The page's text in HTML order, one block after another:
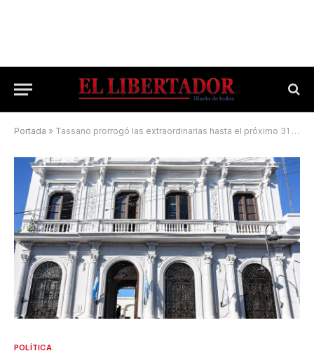
Portada » Tassano prorrogó las extraordinarias hasta el próximo 31 de enero de 2024
POLÍTICA